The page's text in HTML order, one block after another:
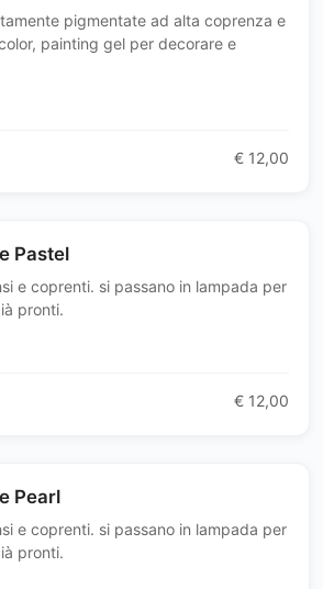
pigmentate ad alta coprenza e
painting gel per decorare e
€ 12,00
Pastel
e coprenti. si passano in lampada per
pronti.
€ 12,00
Pearl
e coprenti. si passano in lampada per
pronti.